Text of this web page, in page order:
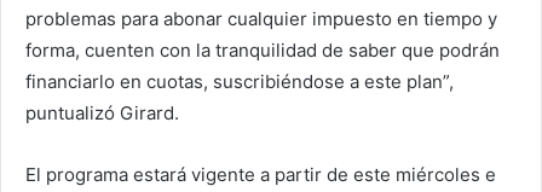
problemas para abonar cualquier impuesto en tiempo y
forma, cuenten con la tranquilidad de saber que podrán
financiarlo en cuotas, suscribiéndose a este plan”,
puntualizó Girard.
El programa estará vigente a partir de este miércoles e